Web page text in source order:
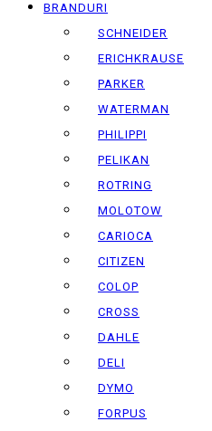
BRANDURI
SCHNEIDER
ERICHKRAUSE
PARKER
WATERMAN
PHILIPPI
PELIKAN
ROTRING
MOLOTOW
CARIOCA
CITIZEN
COLOP
CROSS
DAHLE
DELI
DYMO
FORPUS